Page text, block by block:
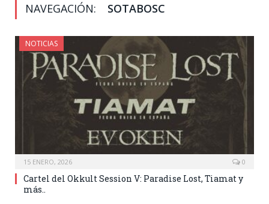
NAVEGACIÓN: SOTABOSC
NOTICIAS
15 ENERO, 2026 0
Cartel del Okkult Session V: Paradise Lost, Tiamat y
más..